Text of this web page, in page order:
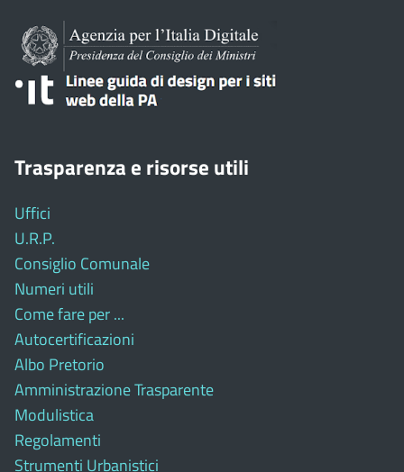
Trasparenza e risorse utili
Uffici
U.R.P.
Consiglio Comunale
Numeri utili
Come fare per ...
Autocertificazioni
Albo Pretorio
Amministrazione Trasparente
Modulistica
Regolamenti
Strumenti Urbanistici